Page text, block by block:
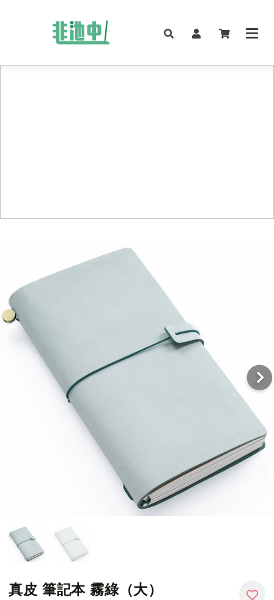
真皮 筆記本 霧綠（大）